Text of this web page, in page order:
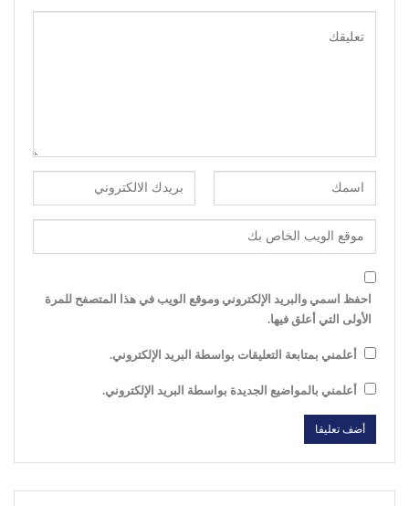
احفظ اسمي والبريد الإلكتروني وموقع الويب في هذا المتصفح للمرة
الأولى التي أعلق فيها.
أعلمني بمتابعة التعليقات بواسطة البريد الإلكتروني.
أعلمني بالمواضيع الجديدة بواسطة البريد الإلكتروني.